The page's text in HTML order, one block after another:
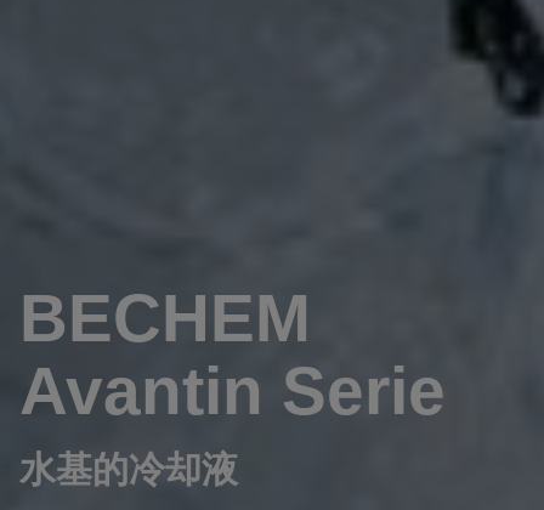
BECHEM
Avantin Serie
水基的冷却液